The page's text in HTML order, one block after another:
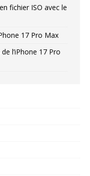
fichier ISO avec le
17 Pro Max
l’iPhone 17 Pro